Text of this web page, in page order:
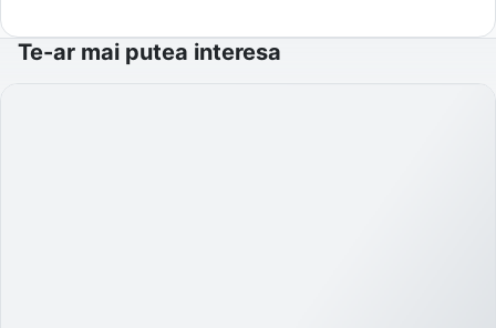
Te-ar mai putea interesa